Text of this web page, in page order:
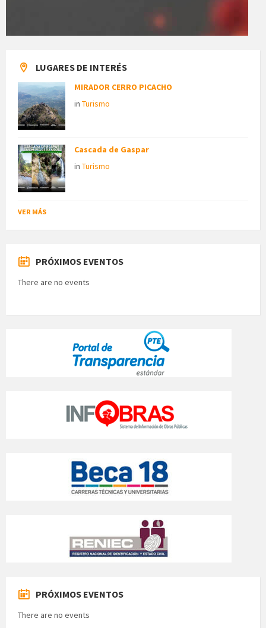
LUGARES DE INTERÉS
MIRADOR CERRO PICACHO
in Turismo
Cascada de Gaspar
in Turismo
VER MÁS
PRÓXIMOS EVENTOS
There are no events
PRÓXIMOS EVENTOS
There are no events